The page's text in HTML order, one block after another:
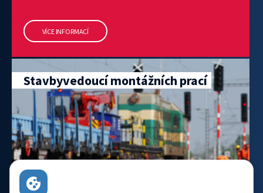
VÍCE INFORMACÍ
Stavbyvedoucí montážních prací